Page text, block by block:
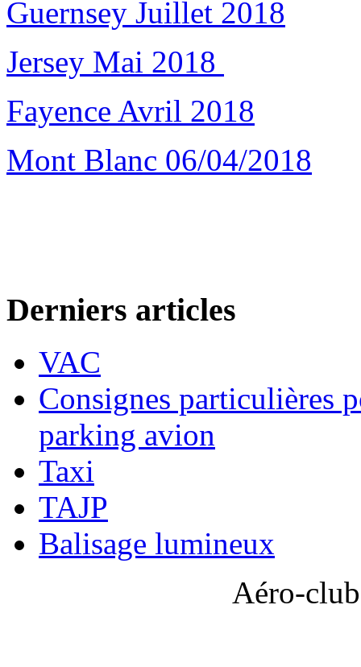
Guernsey Juillet 2018
Jersey Mai 2018
Fayence Avril 2018
Mont Blanc 06/04/2018
Derniers articles
VAC
Consignes particulières
parking avion
Taxi
TAJP
Balisage lumineux
Aéro-